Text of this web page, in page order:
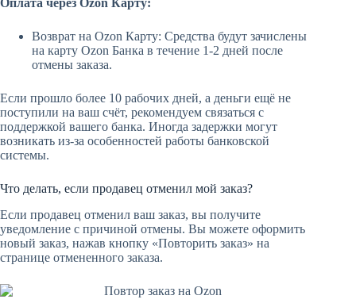
Оплата через Ozon Карту:
Возврат на Ozon Карту: Средства будут зачислены
на карту Ozon Банка в течение 1-2 дней после
отмены заказа.
Если прошло более 10 рабочих дней, а деньги ещё не
поступили на ваш счёт, рекомендуем связаться с
поддержкой вашего банка. Иногда задержки могут
возникать из-за особенностей работы банковской
системы.
Что делать, если продавец отменил мой заказ?
Если продавец отменил ваш заказ, вы получите
уведомление с причиной отмены. Вы можете оформить
новый заказ, нажав кнопку «Повторить заказ» на
странице отмененного заказа.